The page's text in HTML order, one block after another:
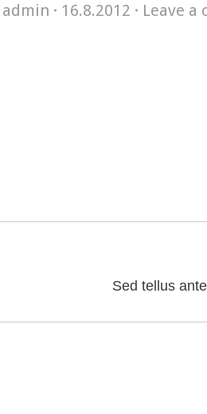
admin 16.8.2012 Leave a
NextSed tellus